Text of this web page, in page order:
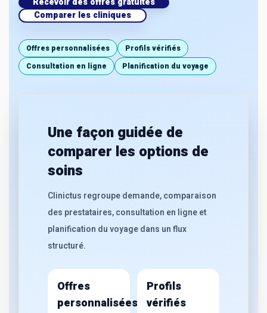
Comparer les cliniques
Offres personnalisées
Profils vérifiés
Consultation en ligne
Planification du voyage
Une façon guidée de
comparer les options de
soins
Clinictus regroupe demande, comparaison
des prestataires, consultation en ligne et
planification du voyage dans un flux
structuré.
Offres
personnalisées
Profils
vérifiés